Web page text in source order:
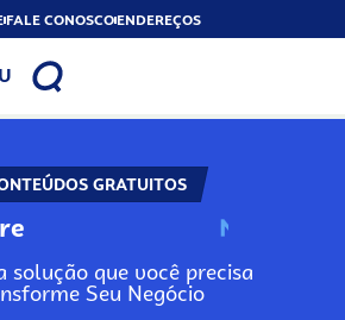
FALE CONOSCOENDEREÇOS
GRATUITOS
N
solução que você precisa
Seu Negócio